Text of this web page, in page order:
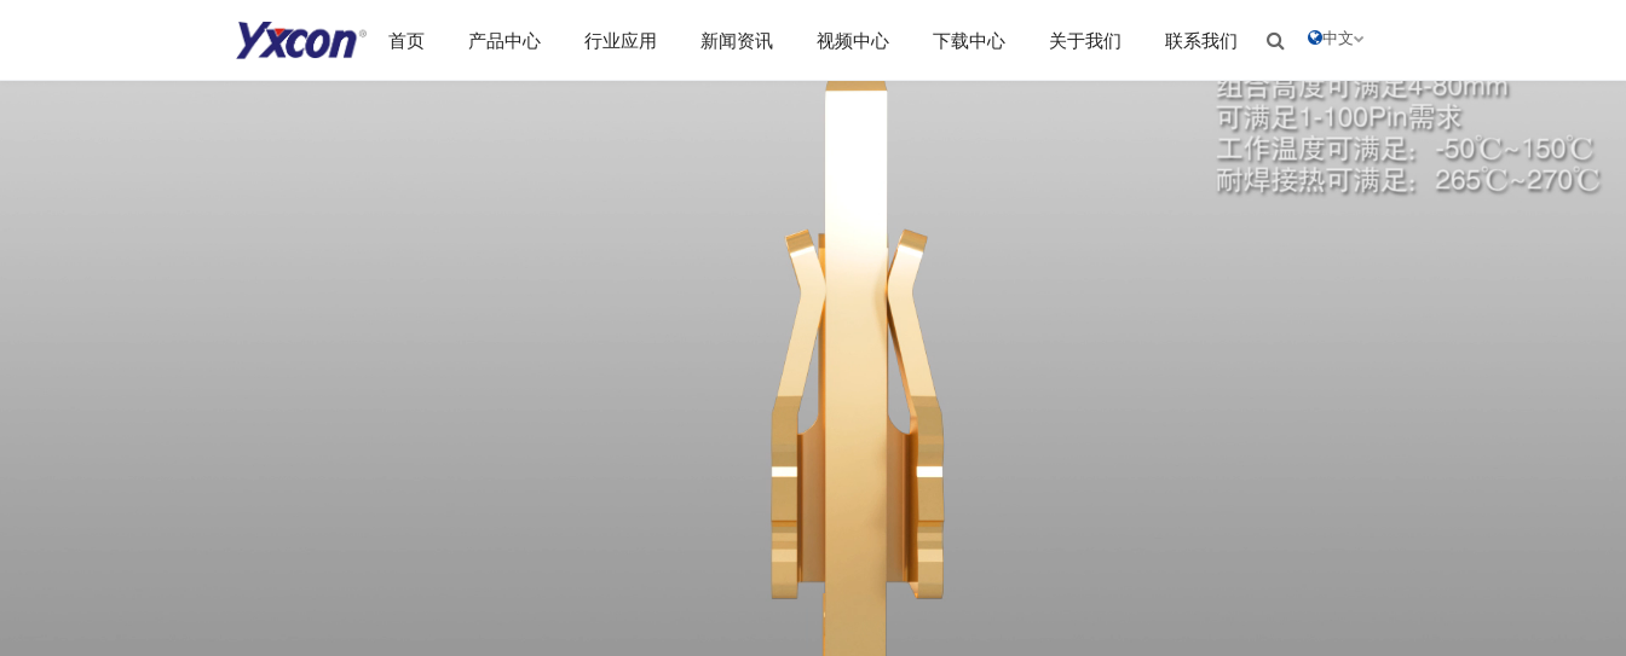
首页 产品中心 行业应用 新闻资讯 视频中心 下载中心 关于我们 联系我们 中文